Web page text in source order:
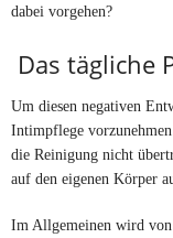
dabei vorgehen?
Das tägliche
Um diesen negativen
Intimpflege
die Reinigung nicht
auf den eigenen Körper
Im Allgemeinen wird von